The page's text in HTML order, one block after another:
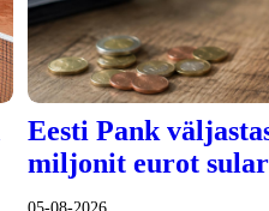
Eesti Pank
miljonit eurot